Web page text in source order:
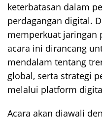
keterbatasan dalam
perdagangan digital.
memperkuat jaringan
acara ini dirancang
mendalam tentang
global, serta strategi
melalui platform
Acara akan diawali